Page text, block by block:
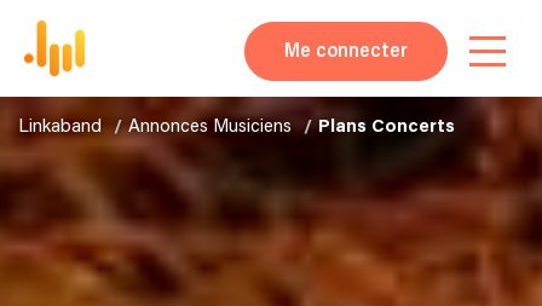
Me connecter
Linkaband Annonces Musiciens Plans Concerts